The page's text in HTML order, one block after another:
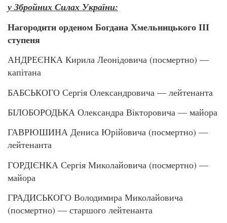
у Збройних Силах України:
Нагородити орденом Богдана Хмельницького ІІІ
ступеня
АНДРЕЄНКА Кирила Леонідовича (посмертно) —
капітана
БАБСЬКОГО Сергія Олександровича — лейтенанта
БІЛОБОРОДЬКА Олександра Вікторовича — майора
ГАВРЮШИНА Дениса Юрійовича (посмертно) —
лейтенанта
ГОРДІЄНКА Сергія Миколайовича (посмертно) —
майора
ГРАДИСЬКОГО Володимира Миколайовича
(посмертно) — старшого лейтенанта